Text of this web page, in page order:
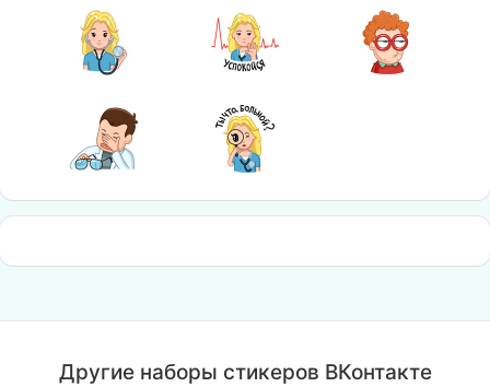
Другие наборы стикеров ВКонтакте